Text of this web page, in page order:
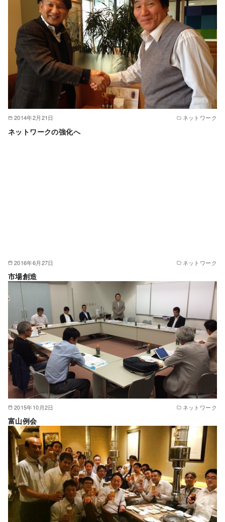
2014年2月21日 ネットワーク
ネットワークの強化へ
2016年6月27日 ネットワーク
市場創造
2015年10月2日 ネットワーク
富山例会